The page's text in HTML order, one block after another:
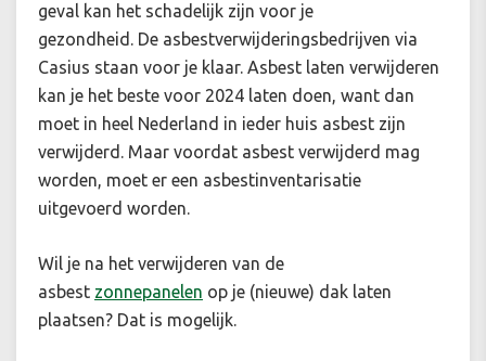
geval kan het schadelijk zijn voor je
gezondheid. De asbestverwijderingsbedrijven via
Casius staan voor je klaar. Asbest laten verwijderen
kan je het beste voor 2024 laten doen, want dan
moet in heel Nederland in ieder huis asbest zijn
verwijderd. Maar voordat asbest verwijderd mag
worden, moet er een asbestinventarisatie
uitgevoerd worden.
Wil je na het verwijderen van de
asbest zonnepanelen op je (nieuwe) dak laten
plaatsen? Dat is mogelijk.